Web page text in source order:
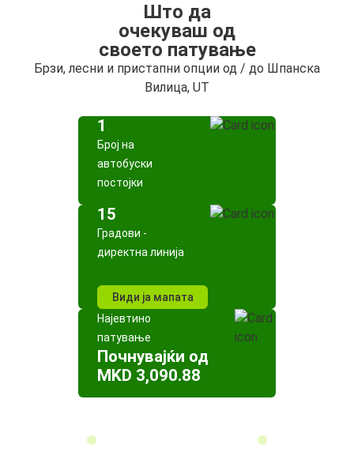
Што да
очекуваш од
своето патување
Брзи, лесни и пристапни опции од / до Шпанска
Вилица, UT
1
Број на
автобуски
постојки
15
Градови -
директна линија
Види ја мапата
Најевтино
патување
Почнувајќи од
MKD 3,090.88